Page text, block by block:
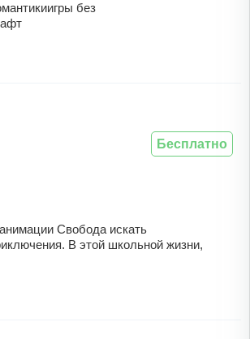
без
Свобода искать
В этой школьной жизни,
Бесплатно